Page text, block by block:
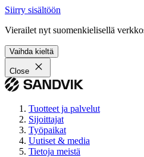
Siirry sisältöön
Vierailet nyt suomenkielisellä
Vaihda kieltä
Close
Tuotteet ja palvelut
Sijoittajat
Työpaikat
Uutiset & media
Tietoja meistä